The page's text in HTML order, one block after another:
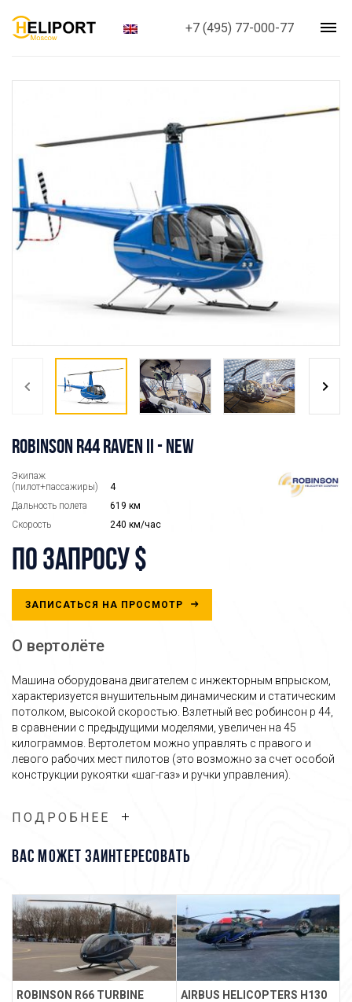
+7 (495) 77-000-77
ROBINSON R44 RAVEN II - NEW
Экипаж
(пилот+пассажиры)
4
Дальность полета
619 км
Скорость
240 км/час
по запросу $
ЗАПИСАТЬСЯ НА ПРОСМОТР
О вертолёте
Машина оборудована двигателем с инжекторным впрыском,
характеризуется внушительным динамическим и статическим
потолком, высокой скоростью. Взлетный вес робинсон р 44,
в сравнении с предыдущими моделями, увеличен на 45
килограммов. Вертолетом можно управлять с правого и
левого рабочих мест пилотов (это возможно за счет особой
конструкции рукоятки «шаг-газ» и ручки управления).
использования, выпускается в четырех модификациях: Police
конструктивных особенностей, улучшающих ее летные
уровень вибрации. А лопасти хвостового и главного винтов,
благодаря специальным законцовкам, снижают уровень
шума на высоте 150 метров на 1 децибел. Мощный двигатель
вертолета отлично ведет себя при любой погоде.
Установленная на Robinson R44 Raven II цена дает
возможность купить машину, потратив разумную сумму.
ПОДРОБНЕЕ
ВАС МОЖЕТ ЗАИНТЕРЕСОВАТЬ
ROBINSON R66 TURBINE AIRBUS HELICOPTERS H130